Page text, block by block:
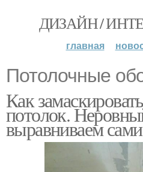
ДИЗАЙН /
главная
Потолочные
Как
потолок.
выравниваем сами